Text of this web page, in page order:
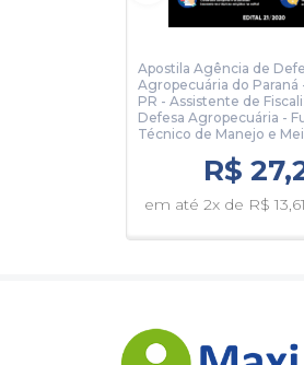
Apostila Agência de
Agropecuária do Paraná
PR - Assistente de
Defesa Agropecuária -
Técnico de Manejo e
R$
em até 2x de R$